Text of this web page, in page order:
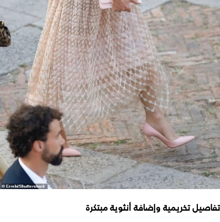
تفاصيل تخريمية وإضافة أنثوية مبتكرة